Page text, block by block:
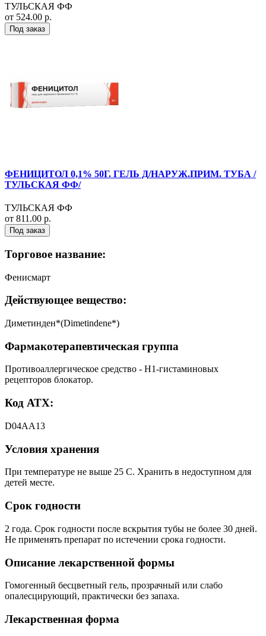
ТУЛЬСКАЯ ФФ
от 524.00 р.
Под заказ
ФЕНИЦИТОЛ 0,1% 50Г. ГЕЛЬ Д/НАРУЖ.ПРИМ. ТУБА /
ТУЛЬСКАЯ ФФ/
ТУЛЬСКАЯ ФФ
от 811.00 р.
Под заказ
Торговое название:
Фенисмарт
Действующее вещество:
Диметинден*(Dimetindene*)
Фармакотерапевтическая группа
Противоаллергическое средство - H1-гистаминовых
рецепторов блокатор.
Код АТХ:
D04AA13
Условия хранения
При температуре не выше 25 C. Хранить в недоступном для
детей месте.
Срок годности
2 года. Срок годности после вскрытия тубы не более 30 дней.
Не применять препарат по истечении срока годности.
Описание лекарственной формы
Гомогенный бесцветный гель, прозрачный или слабо
опалесцирующий, практически без запаха.
Лекарственная форма